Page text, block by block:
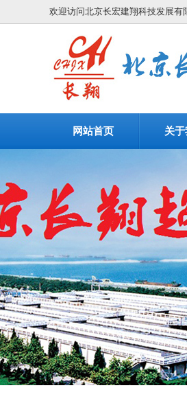
欢迎访问北京长宏建翔科技发展有
网站首页 关于